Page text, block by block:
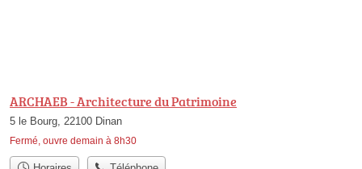
ARCHAEB - Architecture du Patrimoine
5 le Bourg, 22100 Dinan
Fermé, ouvre demain à 8h30